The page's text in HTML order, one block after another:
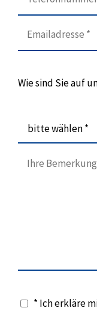
Wie sind Sie auf
bitte wählen *
* Ich erkläre